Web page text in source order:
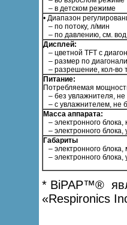
– в детском режиме
• Диапазон
– по потоку, л/мин
– по давлению, см.
Дисплей:
– цветной TFT с
– размер по
– разрешение, кол-во
Питание:
Потребляемая
– без увлажнителя,
– с увлажнителем, не
Масса аппарата:
– электронного блока,
– электронного блока,
Габариты
– электронного
– электронного
* BiPAP™®
«Respironics